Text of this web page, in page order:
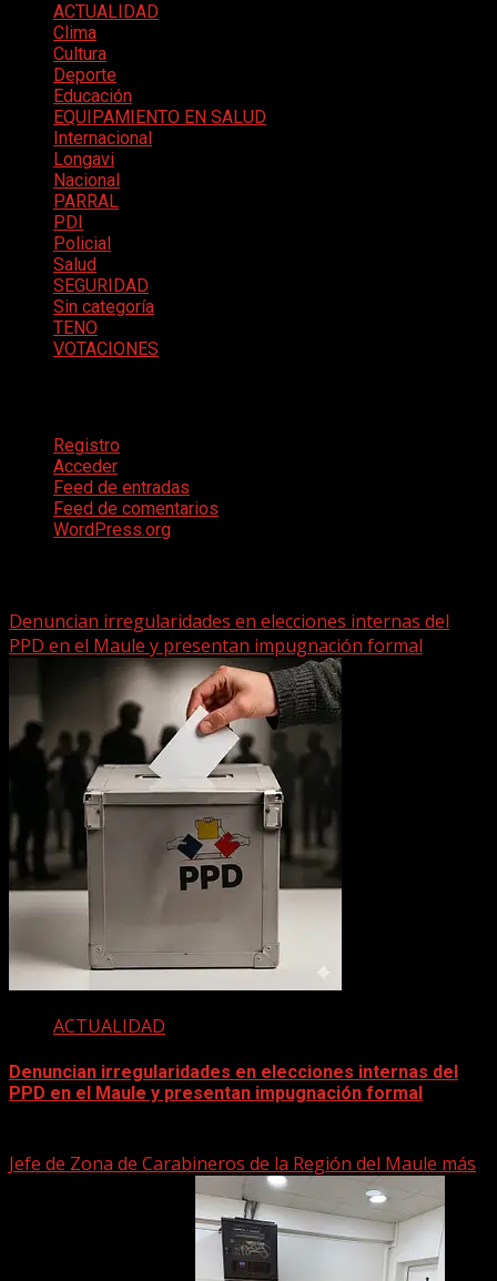
ACTUALIDAD
Clima
Cultura
Deporte
Educación
EQUIPAMIENTO EN SALUD
Internacional
Longavi
Nacional
PARRAL
PDI
Policial
Salud
SEGURIDAD
Sin categoría
TENO
VOTACIONES
Registro
Acceder
Feed de entradas
Feed de comentarios
WordPress.org
Denuncian irregularidades en elecciones internas del
PPD en el Maule y presentan impugnación formal
ACTUALIDAD
Denuncian irregularidades en elecciones internas del
PPD en el Maule y presentan impugnación formal
Jefe de Zona de Carabineros de la Región del Maule más